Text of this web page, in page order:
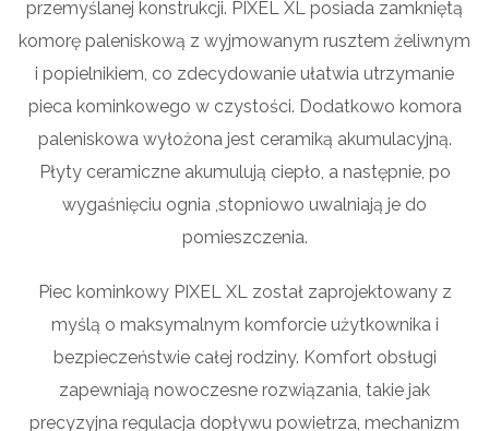
przemyślanej konstrukcji. PIXEL XL posiada zamkniętą
komorę paleniskową z wyjmowanym rusztem żeliwnym
i popielnikiem, co zdecydowanie ułatwia utrzymanie
pieca kominkowego w czystości. Dodatkowo komora
paleniskowa wyłożona jest ceramiką akumulacyjną.
Płyty ceramiczne akumulują ciepło, a następnie, po
wygaśnięciu ognia ,stopniowo uwalniają je do
pomieszczenia.
Piec kominkowy PIXEL XL został zaprojektowany z
myślą o maksymalnym komforcie użytkownika i
bezpieczeństwie całej rodziny. Komfort obsługi
zapewniają nowoczesne rozwiązania, takie jak
precyzyjna regulacja dopływu powietrza, mechanizm